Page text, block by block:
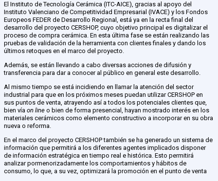
El Instituto de Tecnología Cerámica (ITC-AICE), gracias al apoyo del
Instituto Valenciano de Competitividad Empresarial (IVACE) y los Fondos
Europeos FEDER de Desarrollo Regional, está ya en la recta final del
desarrollo del proyecto CERSHOP, cuyo objetivo principal es digitalizar el
proceso de compra cerámica. En esta última fase se están realizando las
pruebas de validación de la herramienta con clientes finales y dando los
últimos retoques en el marco del proyecto.
Además, se están llevando a cabo diversas acciones de difusión y
transferencia para dar a conocer al público en general este desarrollo.
Al mismo tiempo se está incidiendo en llamar la atención del sector
industrial para que en los próximos meses puedan utilizar CERSHOP en
sus puntos de venta, atrayendo así a todos los potenciales clientes que,
bien vía on line o bien de forma presencial, hayan mostrado interés en los
materiales cerámicos como elemento constructivo a incorporar en su obra
nueva o reforma.
En el marco del proyecto CERSHOP también se ha generado un sistema de
información que permitirá a los diferentes agentes implicados disponer
de información estratégica en tiempo real e histórica. Esto permitirá
analizar pormenorizadamente los comportamientos y hábitos de
consumo, lo que, a su vez, optimizará la promoción en el punto de venta